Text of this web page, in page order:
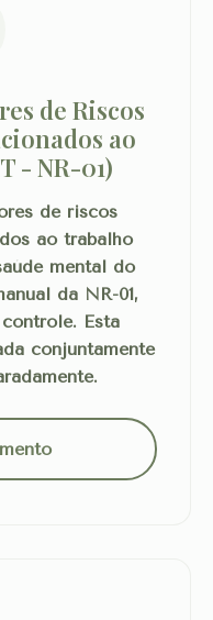
de Riscos
ao
- NR-01)
de riscos
ao trabalho
mental do
da NR-01,
Esta
conjuntamente